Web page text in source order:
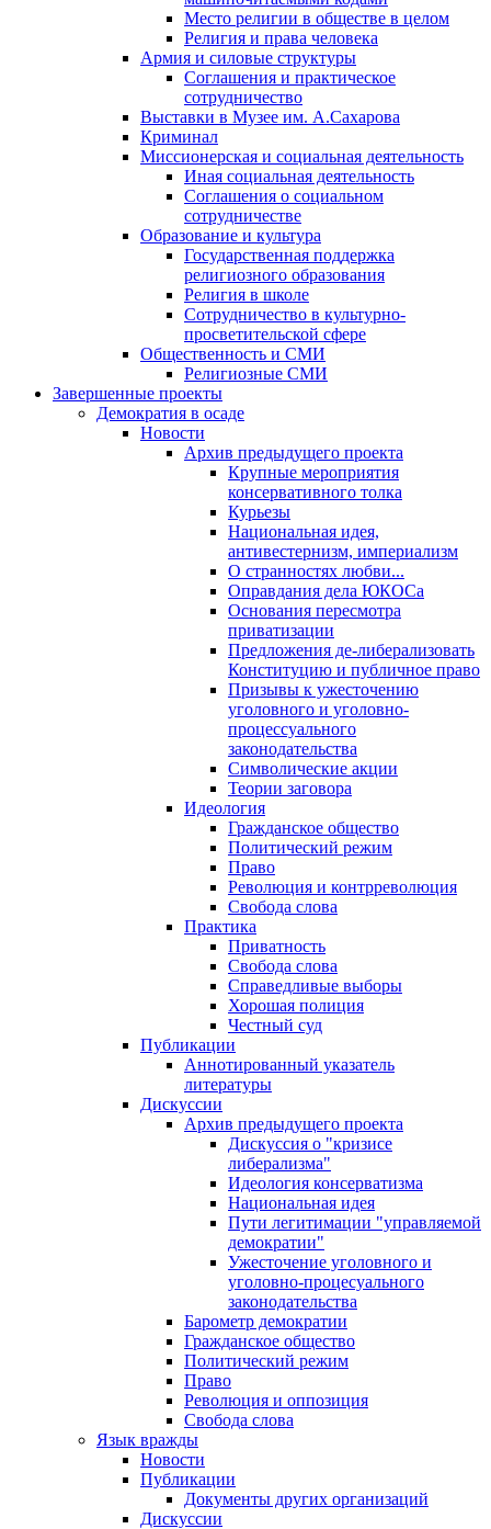
Место религии в обществе в целом
Религия и права человека
Армия и силовые структуры
Соглашения и практическое
сотрудничество
Выставки в Музее им. А.Сахарова
Криминал
Миссионерская и социальная деятельность
Иная социальная деятельность
Соглашения о социальном
сотрудничестве
Образование и культура
Государственная поддержка
религиозного образования
Религия в школе
Сотрудничество в культурно-
просветительской сфере
Общественность и СМИ
Религиозные СМИ
Завершенные проекты
Демократия в осаде
Новости
Архив предыдущего проекта
Крупные мероприятия
консервативного толка
Курьезы
Национальная идея,
антивестернизм, империализм
О странностях любви...
Оправдания дела ЮКОСа
Основания пересмотра
приватизации
Предложения де-либерализовать
Конституцию и публичное право
Призывы к ужесточению
уголовного и уголовно-
процессуального
законодательства
Символические акции
Теории заговора
Идеология
Гражданское общество
Политический режим
Право
Революция и контрреволюция
Свобода слова
Практика
Приватность
Свобода слова
Справедливые выборы
Хорошая полиция
Честный суд
Публикации
Аннотированный указатель
литературы
Дискуссии
Архив предыдущего проекта
Дискуссия о "кризисе
либерализма"
Идеология консерватизма
Национальная идея
Пути легитимации "управляемой
демократии"
Ужесточение уголовного и
уголовно-процесуального
законодательства
Барометр демократии
Гражданское общество
Политический режим
Право
Революция и оппозиция
Свобода слова
Язык вражды
Новости
Публикации
Документы других организаций
Дискуссии